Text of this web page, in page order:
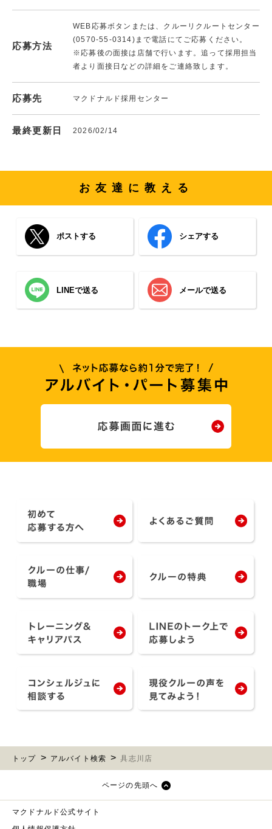
応募方法
WEB応募ボタンまたは、クルーリクルートセンター
(0570-55-0314)まで電話にてご応募ください。
※応募後の面接は店舗で行います。追って採用担当
者より面接日などの詳細をご連絡致します。
応募先 マクドナルド採用センター
最終更新日 2026/02/14
お友達に教える
ポストする シェアする
LINEで送る メールで送る
トップ アルバイト検索 具志川店
ページの先頭へ
マクドナルド公式サイト